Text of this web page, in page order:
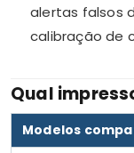
alertas falsos
calibração de
Qual
Modelos